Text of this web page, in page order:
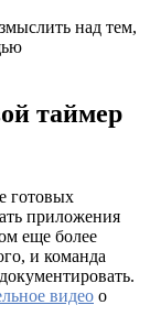
над тем,
таймер
готовых
приложения
еще более
и команда
видео о